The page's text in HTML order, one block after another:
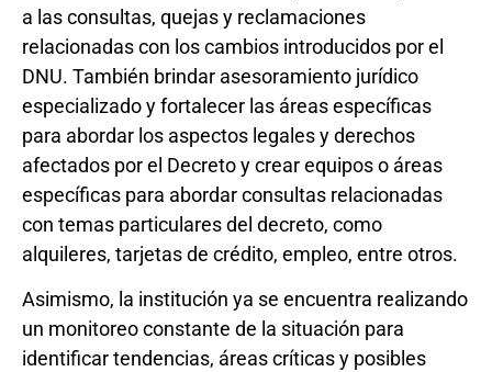
a las consultas, quejas y reclamaciones
relacionadas con los cambios introducidos por el
DNU. También brindar asesoramiento jurídico
especializado y fortalecer las áreas específicas
para abordar los aspectos legales y derechos
afectados por el Decreto y crear equipos o áreas
específicas para abordar consultas relacionadas
con temas particulares del decreto, como
alquileres, tarjetas de crédito, empleo, entre otros.
Asimismo, la institución ya se encuentra realizando
un monitoreo constante de la situación para
identificar tendencias, áreas críticas y posibles